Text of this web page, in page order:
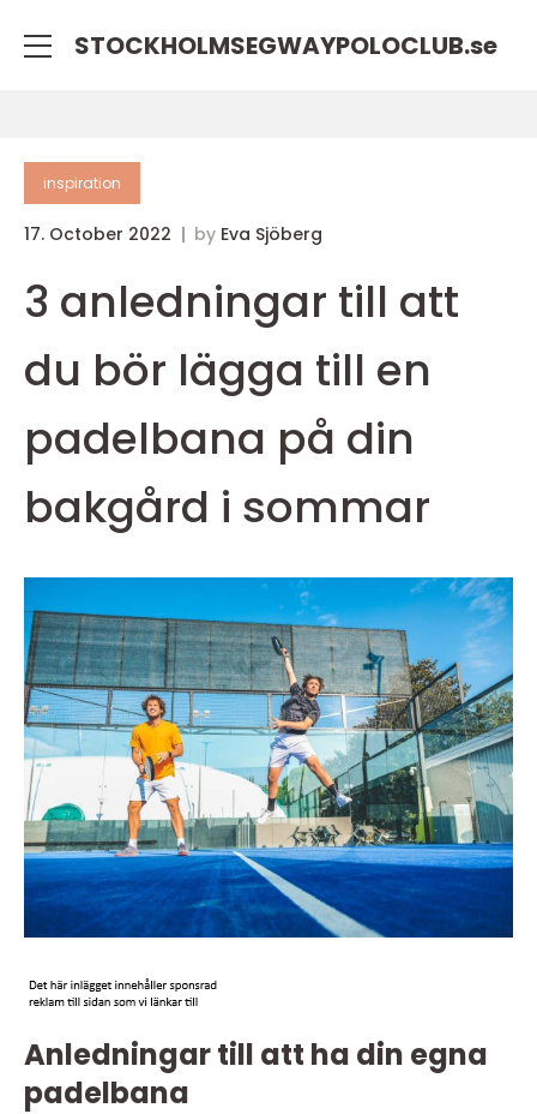
STOCKHOLMSEGWAYPOLOCLUB.se
inspiration
17. October 2022 by Eva Sjöberg
3 anledningar till att
du bör lägga till en
padelbana på din
bakgård i sommar
Anledningar till att ha din egna
padelbana